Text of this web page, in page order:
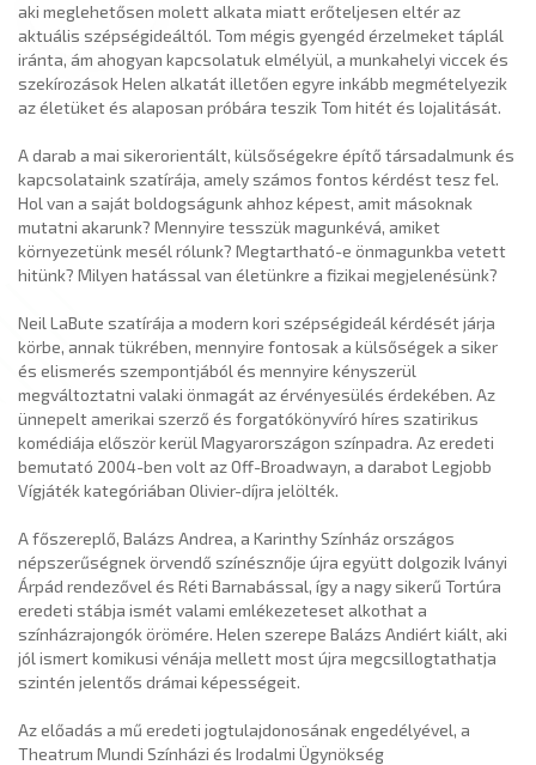
aki meglehetősen molett alkata miatt erőteljesen eltér az
aktuális szépségideáltól. Tom mégis gyengéd érzelmeket táplál
iránta, ám ahogyan kapcsolatuk elmélyül, a munkahelyi viccek és
szekírozások Helen alkatát illetően egyre inkább megmételyezik
az életüket és alaposan próbára teszik Tom hitét és lojalitását.
A darab a mai sikerorientált, külsőségekre építő társadalmunk és
kapcsolataink szatírája, amely számos fontos kérdést tesz fel.
Hol van a saját boldogságunk ahhoz képest, amit másoknak
mutatni akarunk? Mennyire tesszük magunkévá, amiket
környezetünk mesél rólunk? Megtartható-e önmagunkba vetett
hitünk? Milyen hatással van életünkre a fizikai megjelenésünk?
Neil LaBute szatírája a modern kori szépségideál kérdését járja
körbe, annak tükrében, mennyire fontosak a külsőségek a siker
és elismerés szempontjából és mennyire kényszerül
megváltoztatni valaki önmagát az érvényesülés érdekében. Az
ünnepelt amerikai szerző és forgatókönyvíró híres szatirikus
komédiája először kerül Magyarországon színpadra. Az eredeti
bemutató 2004-ben volt az Off-Broadwayn, a darabot Legjobb
Vígjáték kategóriában Olivier-díjra jelölték.
A főszereplő, Balázs Andrea, a Karinthy Színház országos
népszerűségnek örvendő színésznője újra együtt dolgozik Iványi
Árpád rendezővel és Réti Barnabással, így a nagy sikerű Tortúra
eredeti stábja ismét valami emlékezeteset alkothat a
színházrajongók örömére. Helen szerepe Balázs Andiért kiált, aki
jól ismert komikusi vénája mellett most újra megcsillogtathatja
szintén jelentős drámai képességeit.
Az előadás a mű eredeti jogtulajdonosának engedélyével, a
Theatrum Mundi Színházi és Irodalmi Ügynökség